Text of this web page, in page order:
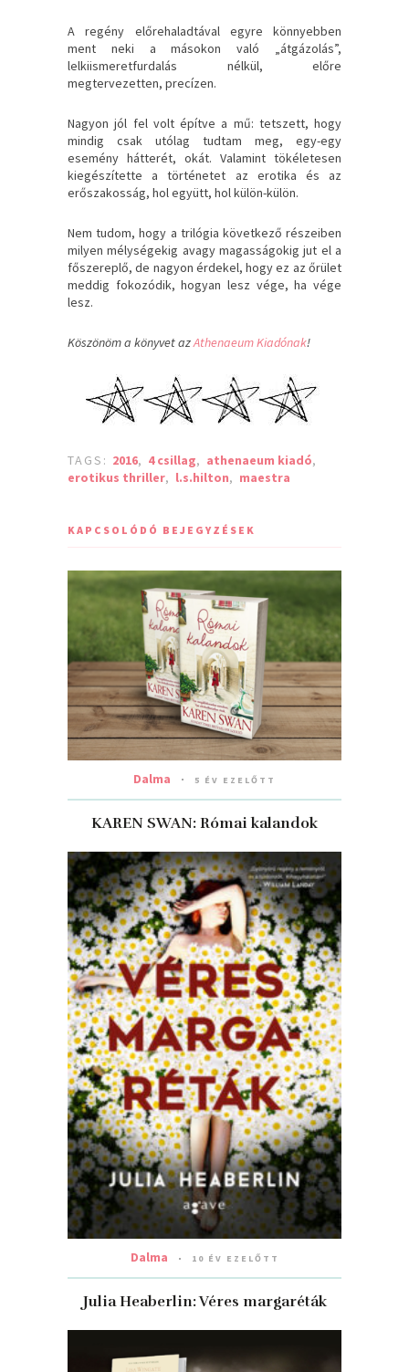
A regény előrehaladtával egyre könnyebben
ment neki a másokon való „átgázolás”,
lelkiismeretfurdalás nélkül, előre
megtervezetten, precízen.
Nagyon jól fel volt építve a mű: tetszett, hogy
mindig csak utólag tudtam meg, egy-egy
esemény hátterét, okát. Valamint tökéletesen
kiegészítette a történetet az erotika és az
erőszakosság, hol együtt, hol külön-külön.
Nem tudom, hogy a trilógia következő részeiben
milyen mélységekig avagy magasságokig jut el a
főszereplő, de nagyon érdekel, hogy ez az őrület
meddig fokozódik, hogyan lesz vége, ha vége
lesz.
Köszönöm a könyvet azAthenaeum Kiadónak!
TAGS: 2016, 4 csillag, athenaeum kiadó,
erotikus thriller, l.s.hilton, maestra
KAPCSOLÓDÓ BEJEGYZÉSEK
Dalma 5 ÉV EZELŐTT
KAREN SWAN: Római ​kalandok
Dalma 10 ÉV EZELŐTT
Julia Heaberlin: Véres margaréták